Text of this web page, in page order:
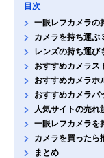
目次
一眼レフカメラの
カメラを持ち運ぶ
レンズの持ち運び
おすすめカメラス
おすすめカメラホ
おすすめカメラバ
人気サイトの売れ
一眼レフカメラを
カメラを買ったら
まとめ